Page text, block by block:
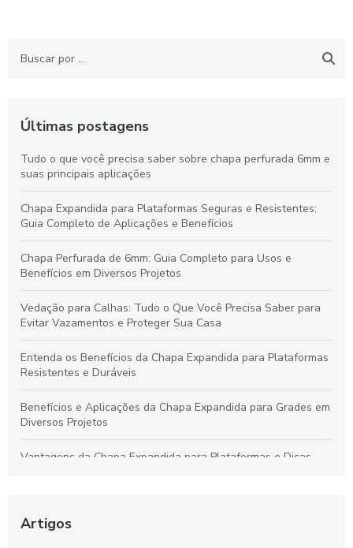
Últimas postagens
Tudo o que você precisa saber sobre chapa perfurada 6mm e
suas principais aplicações
Chapa Expandida para Plataformas Seguras e Resistentes:
Guia Completo de Aplicações e Benefícios
Chapa Perfurada de 6mm: Guia Completo para Usos e
Benefícios em Diversos Projetos
Vedação para Calhas: Tudo o Que Você Precisa Saber para
Evitar Vazamentos e Proteger Sua Casa
Entenda os Benefícios da Chapa Expandida para Plataformas
Resistentes e Duráveis
Benefícios e Aplicações da Chapa Expandida para Grades em
Diversos Projetos
Vantagens da Chapa Expandida para Plataformas e Dicas
Benefícios e Usos Fundamentais
Artigos